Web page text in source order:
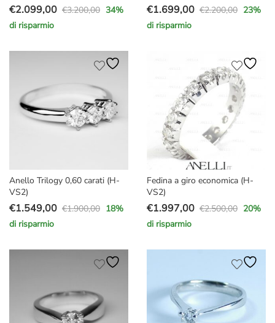
€3.200,00
Il
prezzo
€2.099,00
Il
prezzo
34%
di risparmio
€2.200,00
Il
prezzo
€2.200,00.
€1.699,00
Il
prezzo
€1.699,00.
23%
di risparmio
Anello Trilogy 0,60 carati (H-
VS2)
€1.900,00
Il
prezzo
€1.549,00
Il
prezzo
18%
di risparmio
Fedina a giro economica (H-
VS2)
€2.500,00
Il
prezzo
€2.500,00.
€1.997,00
Il
prezzo
€1.997,00.
20%
di risparmio